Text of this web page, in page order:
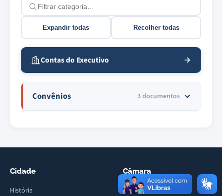
Filtrar categorias
Expandir todas Recolher todas
Contas do Executivo
Convênios 3 documentos
Cidade
História
Câmara
Vereadores